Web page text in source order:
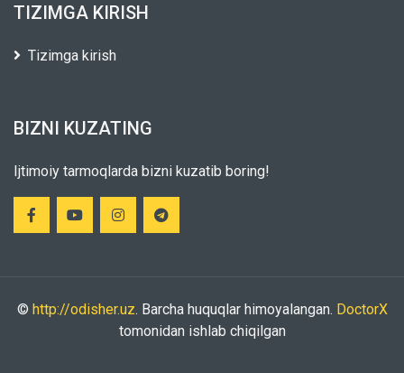
TIZIMGA KIRISH
Tizimga kirish
BIZNI KUZATING
Ijtimoiy tarmoqlarda bizni kuzatib boring!
© http://odisher.uz. Barcha huquqlar himoyalangan. DoctorX
tomonidan ishlab chiqilgan